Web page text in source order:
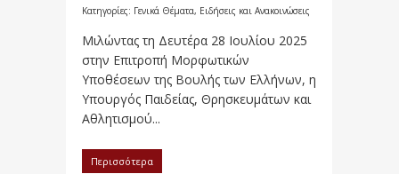
Κατηγορίες: Γενικά Θέματα, Ειδήσεις και Ανακοινώσεις
Μιλώντας τη Δευτέρα 28 Ιουλίου 2025
στην Επιτροπή Μορφωτικών
Υποθέσεων της Βουλής των Ελλήνων, η
Υπουργός Παιδείας, Θρησκευμάτων και
Αθλητισμού...
Περισσότερα